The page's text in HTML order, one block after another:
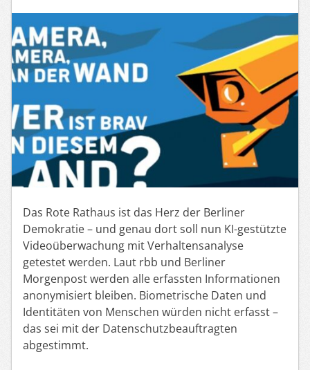
Das Rote Rathaus ist das Herz der Berliner
Demokratie – und genau dort soll nun KI-gestützte
Videoüberwachung mit Verhaltensanalyse
getestet werden. Laut rbb und Berliner
Morgenpost werden alle erfassten Informationen
anonymisiert bleiben. Biometrische Daten und
Identitäten von Menschen würden nicht erfasst –
das sei mit der Datenschutzbeauftragten
abgestimmt.